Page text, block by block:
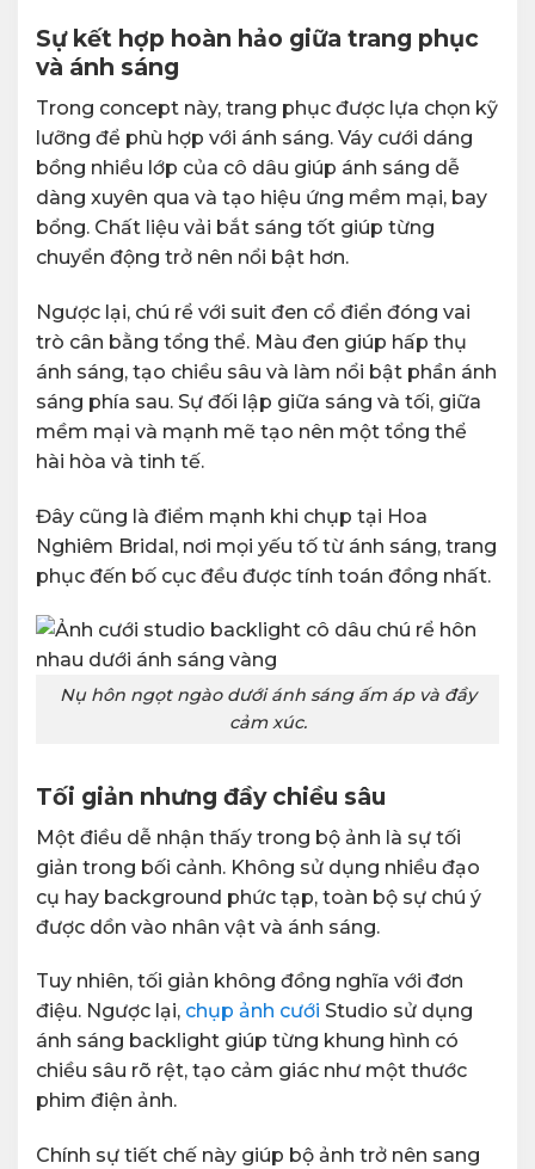
Sự kết hợp hoàn hảo giữa trang phục
và ánh sáng
Trong concept này, trang phục được lựa chọn kỹ
lưỡng để phù hợp với ánh sáng. Váy cưới dáng
bồng nhiều lớp của cô dâu giúp ánh sáng dễ
dàng xuyên qua và tạo hiệu ứng mềm mại, bay
bổng. Chất liệu vải bắt sáng tốt giúp từng
chuyển động trở nên nổi bật hơn.
Ngược lại, chú rể với suit đen cổ điển đóng vai
trò cân bằng tổng thể. Màu đen giúp hấp thụ
ánh sáng, tạo chiều sâu và làm nổi bật phần ánh
sáng phía sau. Sự đối lập giữa sáng và tối, giữa
mềm mại và mạnh mẽ tạo nên một tổng thể
hài hòa và tinh tế.
Đây cũng là điểm mạnh khi chụp tại Hoa
Nghiêm Bridal, nơi mọi yếu tố từ ánh sáng, trang
phục đến bố cục đều được tính toán đồng nhất.
Nụ hôn ngọt ngào dưới ánh sáng ấm áp và đầy
cảm xúc.
Tối giản nhưng đầy chiều sâu
Một điều dễ nhận thấy trong bộ ảnh là sự tối
giản trong bối cảnh. Không sử dụng nhiều đạo
cụ hay background phức tạp, toàn bộ sự chú ý
được dồn vào nhân vật và ánh sáng.
Tuy nhiên, tối giản không đồng nghĩa với đơn
điệu. Ngược lại, chụp ảnh cưới Studio sử dụng
ánh sáng backlight giúp từng khung hình có
chiều sâu rõ rệt, tạo cảm giác như một thước
phim điện ảnh.
Chính sự tiết chế này giúp bộ ảnh trở nên sang